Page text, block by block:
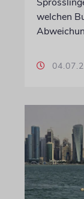
welchen